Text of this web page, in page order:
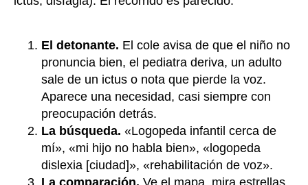
El detonante. El cole avisa de que el niño no
pronuncia bien, el pediatra deriva, un adulto
sale de un ictus o nota que pierde la voz.
Aparece una necesidad, casi siempre con
preocupación detrás.
La búsqueda. «Logopeda infantil cerca de
mí», «mi hijo no habla bien», «logopeda
dislexia [ciudad]», «rehabilitación de voz».
La comparación. Ve el mapa, mira estrellas